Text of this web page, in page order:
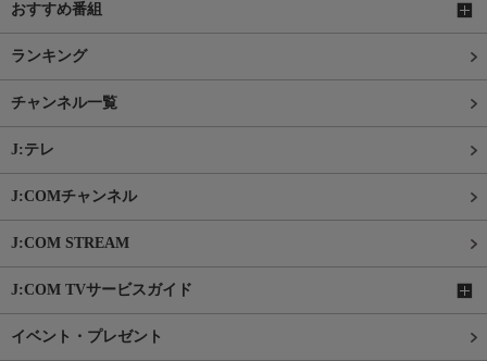
おすすめ番組
ランキング
チャンネル一覧
J:テレ
J:COMチャンネル
J:COM STREAM
J:COM TVサービスガイド
イベント・プレゼント